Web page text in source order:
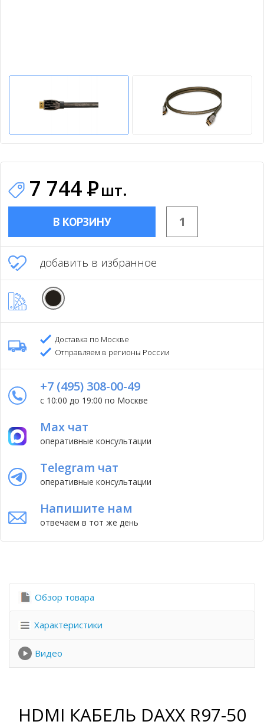
7 744Ршт.
В КОРЗИНУ
добавить в избранное
Доставка по Москве
Отправляем в регионы России
+7 (495) 308-00-49
с 10:00 до 19:00 по Москве
Max чат
оперативные консультации
Telegram чат
оперативные консультации
Напишите нам
отвечаем в тот же день
Обзор товара
Характеристики
Видео
HDMI КАБЕЛЬ DAXX R97-50